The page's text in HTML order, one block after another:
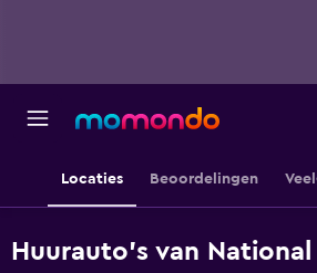
Locaties Beoordelingen
Huurauto's van